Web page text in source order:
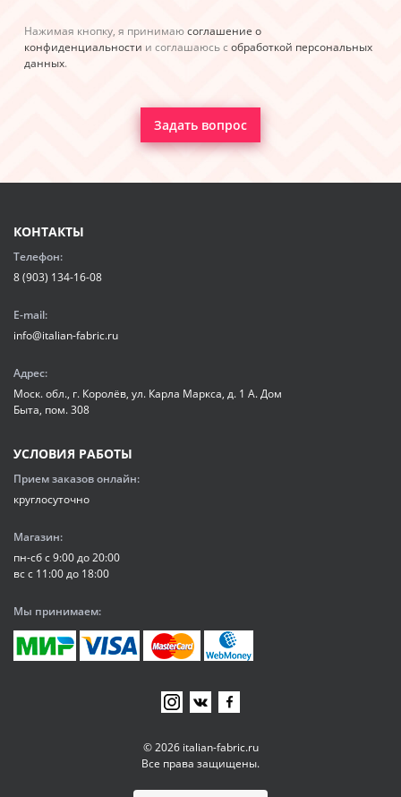
Нажимая кнопку, я принимаюсоглашение о
конфиденциальности и соглашаюсь с обработкой персональных
данных.
Задать вопрос
© 2026 italian-fabric.ru
Все права защищены.
КОНТАКТЫ
Телефон:
8 (903) 134-16-08
E-mail:
info@italian-fabric.ru
Адрес:
Моск. обл., г. Королёв, ул. Карла Маркса, д. 1 А. Дом
Быта, пом. 308
УСЛОВИЯ РАБОТЫ
Прием заказов онлайн:
круглосуточно
Магазин:
пн-сб с 9:00 до 20:00
вс с 11:00 до 18:00
Мы принимаем: